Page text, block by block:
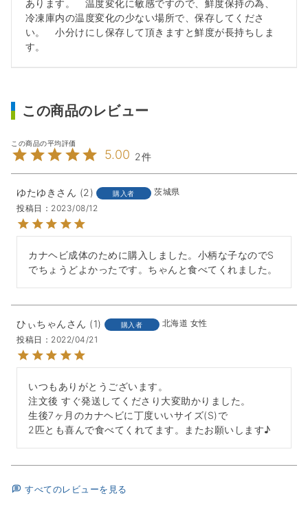
あります。 温度変化に敏感ですので、鮮度保持の為、
冷凍庫内の温度変化の少ない場所で、保存してくださ
い。 小分けにし保存して頂きますと鮮度が長持ちしま
す。
この商品のレビュー
5.00 2
ゆたゆき 2 購入者
茨城県
投稿日
2023/08/12
カナヘビ成体のために購入しました。小柄な子なのでS
でちょうどよかったです。ちゃんと食べてくれました。
ひぃちゃん 1 購入者 北海道 女性
投稿日
2022/04/21
いつもありがとうございます。
注文後 すぐ発送してくださり大変助かりました。
生後7ヶ月のカナヘビに丁度いいサイズ(S)で
2匹とも喜んで食べてくれてます。またお願いします♪
すべてのレビューを見る